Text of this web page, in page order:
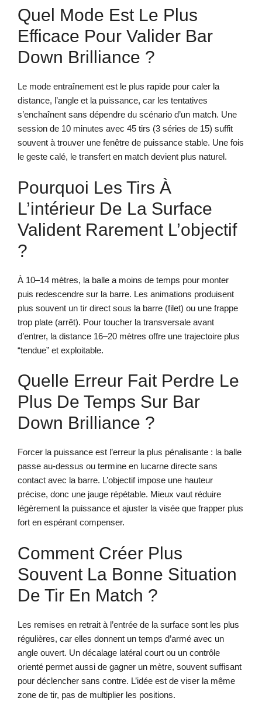
Quel Mode Est Le Plus
Efficace Pour Valider Bar
Down Brilliance ?
Le mode entraînement est le plus rapide pour caler la
distance, l’angle et la puissance, car les tentatives
s’enchaînent sans dépendre du scénario d’un match. Une
session de 10 minutes avec 45 tirs (3 séries de 15) suffit
souvent à trouver une fenêtre de puissance stable. Une fois
le geste calé, le transfert en match devient plus naturel.
Pourquoi Les Tirs À
L’intérieur De La Surface
Valident Rarement L’objectif
?
À 10–14 mètres, la balle a moins de temps pour monter
puis redescendre sur la barre. Les animations produisent
plus souvent un tir direct sous la barre (filet) ou une frappe
trop plate (arrêt). Pour toucher la transversale avant
d’entrer, la distance 16–20 mètres offre une trajectoire plus
“tendue” et exploitable.
Quelle Erreur Fait Perdre Le
Plus De Temps Sur Bar
Down Brilliance ?
Forcer la puissance est l’erreur la plus pénalisante : la balle
passe au-dessus ou termine en lucarne directe sans
contact avec la barre. L’objectif impose une hauteur
précise, donc une jauge répétable. Mieux vaut réduire
légèrement la puissance et ajuster la visée que frapper plus
fort en espérant compenser.
Comment Créer Plus
Souvent La Bonne Situation
De Tir En Match ?
Les remises en retrait à l’entrée de la surface sont les plus
régulières, car elles donnent un temps d’armé avec un
angle ouvert. Un décalage latéral court ou un contrôle
orienté permet aussi de gagner un mètre, souvent suffisant
pour déclencher sans contre. L’idée est de viser la même
zone de tir, pas de multiplier les positions.